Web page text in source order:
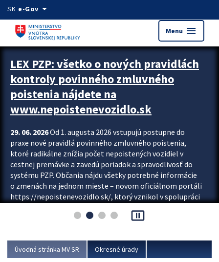
Preskocit na hlavný obsah
SK e-Govarrow_drop_down
Menu menu
Zastavit automatický posun upútavok
LEX PZP: všetko o nových pravidlách
kontroly povinného zmluvného
poistenia nájdete na
www.nepoistenevozidlo.sk
29. 06. 2026Od 1. augusta 2026 vstupujú postupne do
praxe nové pravidlá povinného zmluvného poistenia,
ktoré radikálne znížia počet nepoistených vozidiel v
cestnej premávke a zavedú poriadok a spravodlivosť do
systému PZP. Občania nájdu všetky potrebné informácie
o zmenách na jednom mieste – novom oficiálnom portáli
https://nepoistenevozidlo.sk/, ktorý vznikol v spolupráci
asociácie poisťovní (SLASPO) a Ministerstva vnútra SR.
Viac
pause_presentation
Úvodná stránka MV SR Okresné úrady